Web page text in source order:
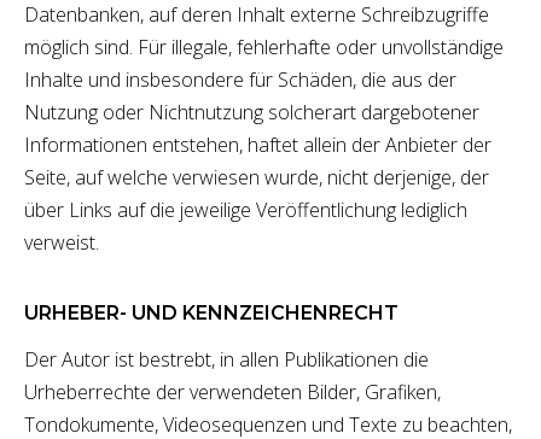
Datenbanken, auf deren Inhalt externe Schreibzugriffe
möglich sind. Für illegale, fehlerhafte oder unvollständige
Inhalte und insbesondere für Schäden, die aus der
Nutzung oder Nichtnutzung solcherart dargebotener
Informationen entstehen, haftet allein der Anbieter der
Seite, auf welche verwiesen wurde, nicht derjenige, der
über Links auf die jeweilige Veröffentlichung lediglich
verweist.
URHEBER- UND KENNZEICHENRECHT
Der Autor ist bestrebt, in allen Publikationen die
Urheberrechte der verwendeten Bilder, Grafiken,
Tondokumente, Videosequenzen und Texte zu beachten,